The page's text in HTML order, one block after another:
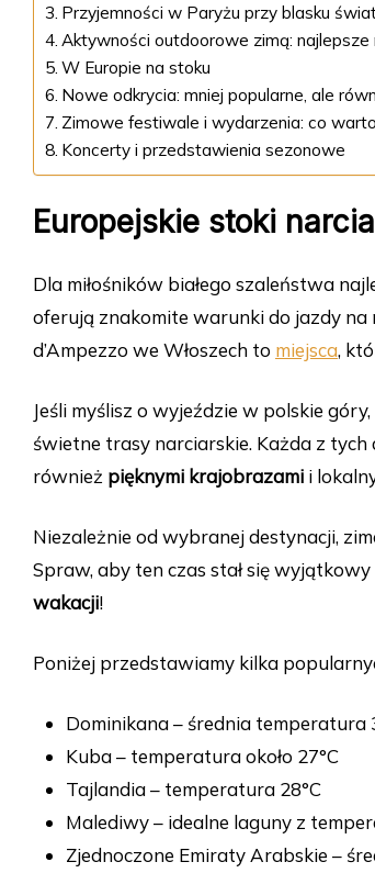
Przyjemności w Paryżu przy blasku
Aktywności outdoorowe zimą: najlepsze
W Europie na stoku
Nowe odkrycia: mniej popularne, ale
Zimowe festiwale i wydarzenia: co
Koncerty i przedstawienia sezonowe
Europejskie stoki
Dla miłośników białego szaleństwa
oferują znakomite warunki do jazdy na
d’Ampezzo we Włoszech to miejsca,
Jeśli myślisz o wyjeździe w polskie góry,
świetne trasy narciarskie. Każda z
również pięknymi krajobrazami i
Niezależnie od wybranej destynacji,
Spraw, aby ten czas stał się
wakacji!
Poniżej przedstawiamy kilka
Dominikana – średnia temperatura
Kuba – temperatura około 27°C
Tajlandia – temperatura 28°C
Malediwy – idealne laguny z
Zjednoczone Emiraty Arabskie –